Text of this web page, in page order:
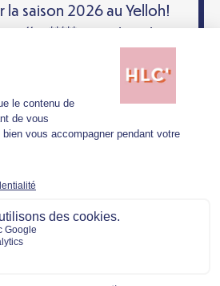
la saison 2026 au Yelloh!
camping cinq
situé à Carantec,
cœur de la...
mars 2026
Mouettes
PLUS
© 2026 Hellolacom'